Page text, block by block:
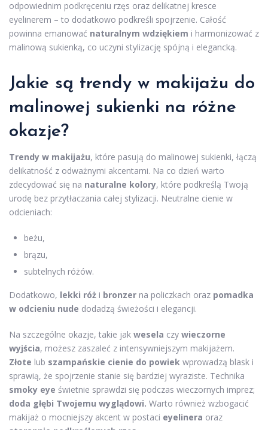
odpowiednim podkręceniu rzęs oraz delikatnej kresce
eyelinerem – to dodatkowo podkreśli spojrzenie. Całość
powinna emanować naturalnym wdziękiem i harmonizować z
malinową sukienką, co uczyni stylizację spójną i elegancką.
Jakie są trendy w makijażu do
malinowej sukienki na różne
okazje?
Trendy w makijażu, które pasują do malinowej sukienki, łączą
delikatność z odważnymi akcentami. Na co dzień warto
zdecydować się na naturalne kolory, które podkreślą Twoją
urodę bez przytłaczania całej stylizacji. Neutralne cienie w
odcieniach:
beżu,
brązu,
subtelnych różów.
Dodatkowo, lekki róż i bronzer na policzkach oraz pomadka
w odcieniu nude dodadzą świeżości i elegancji.
Na szczególne okazje, takie jak wesela czy wieczorne
wyjścia, możesz zaszaleć z intensywniejszym makijażem.
Złote lub szampańskie cienie do powiek wprowadzą blask i
sprawią, że spojrzenie stanie się bardziej wyraziste. Technika
smoky eye świetnie sprawdzi się podczas wieczornych imprez;
doda głębi Twojemu wyglądowi. Warto również wzbogacić
makijaż o mocniejszy akcent w postaci eyelinera oraz